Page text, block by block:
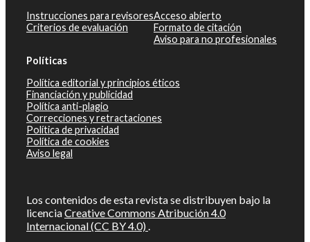
Instrucciones para revisores
Criterios de evaluación
Acceso abierto
Formato de citación
Aviso para no profesionales
Políticas
Política editorial y principios éticos
Financiación y publicidad
Política anti-plagio
Correcciones y retractaciones
Política de privacidad
Política de cookies
Aviso legal
Los contenidos de esta revista se distribuyen bajo la
licenciaCreative Commons Atribución 4.0
Internacional (CC BY 4.0) .